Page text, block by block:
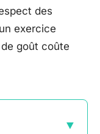
des
exercice
goût coûte